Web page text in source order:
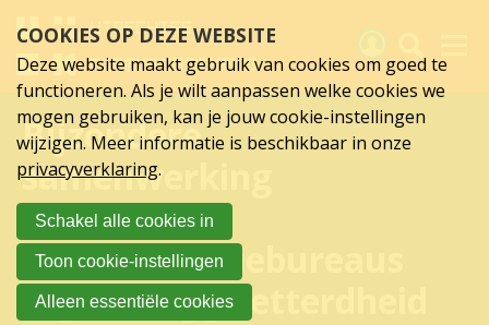
links
over
Spring
hoofd
inhoud
Spring
naar
hoofdnavigatie
Bijzondere
samenwerking
Utrechtse
communicatiebureaus
tegen laaggeletterdheid
Activiteiten
Nieuws
Verslagen
Sluit je aan
Over UCK
COOKIES OP DEZE WEBSITE
Deze website maakt gebruik van cookies om goed te
functioneren. Als je wilt aanpassen welke cookies we
mogen gebruiken, kan je jouw cookie-instellingen
wijzigen. Meer informatie is beschikbaar in onze
privacyverklaring.
Schakel alle cookies in
Toon cookie-instellingen
Alleen essentiële cookies